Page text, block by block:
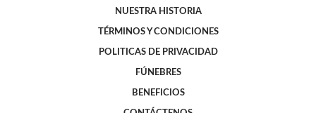
NUESTRA HISTORIA
TÉRMINOS Y CONDICIONES
POLITICAS DE PRIVACIDAD
FÚNEBRES
BENEFICIOS